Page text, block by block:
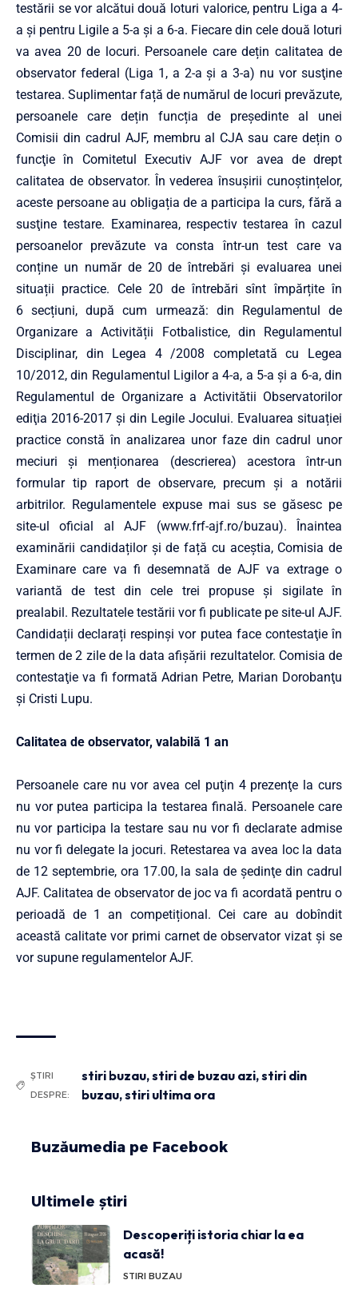
testării se vor alcătui două loturi valorice, pentru Liga a 4-
a şi pentru Ligile a 5-a şi a 6-a. Fiecare din cele două loturi
va avea 20 de locuri. Persoanele care dețin calitatea de
observator federal (Liga 1, a 2-a şi a 3-a) nu vor susţine
testarea. Suplimentar față de numărul de locuri prevăzute,
persoanele care dețin funcția de președinte al unei
Comisii din cadrul AJF, membru al CJA sau care dețin o
funcţie în Comitetul Executiv AJF vor avea de drept
calitatea de observator. În vederea însuşirii cunoștințelor,
aceste persoane au obligația de a participa la curs, fără a
susţine testare. Examinarea, respectiv testarea în cazul
persoanelor prevăzute va consta într-un test care va
conține un număr de 20 de întrebări și evaluarea unei
situații practice. Cele 20 de întrebări sînt împărțite în
6 secțiuni, după cum urmează: din Regulamentul de
Organizare a Activității Fotbalistice, din Regulamentul
Disciplinar, din Legea 4 /2008 completată cu Legea
10/2012, din Regulamentul Ligilor a 4-a, a 5-a şi a 6-a, din
Regulamentul de Organizare a Activitătii Observatorilor
ediţia 2016-2017 şi din Legile Jocului. Evaluarea situației
practice constă în analizarea unor faze din cadrul unor
meciuri și menționarea (descrierea) acestora într-un
formular tip raport de observare, precum şi a notării
arbitrilor. Regulamentele expuse mai sus se găsesc pe
site-ul oficial al AJF (www.frf-ajf.ro/buzau). Înaintea
examinării candidaților și de față cu aceștia, Comisia de
Examinare care va fi desemnată de AJF va extrage o
variantă de test din cele trei propuse și sigilate în
prealabil. Rezultatele testării vor fi publicate pe site-ul AJF.
Candidații declarați respinşi vor putea face contestaţie în
termen de 2 zile de la data afişării rezultatelor. Comisia de
contestaţie va fi formată Adrian Petre, Marian Dorobanţu
şi Cristi Lupu.
Calitatea de observator, valabilă 1 an
Persoanele care nu vor avea cel puţin 4 prezenţe la curs
nu vor putea participa la testarea finală. Persoanele care
nu vor participa la testare sau nu vor fi declarate admise
nu vor fi delegate la jocuri. Retestarea va avea loc la data
de 12 septembrie, ora 17.00, la sala de şedinţe din cadrul
AJF. Calitatea de observator de joc va fi acordată pentru o
perioadă de 1 an competițional. Cei care au dobîndit
această calitate vor primi carnet de observator vizat şi se
vor supune regulamentelor AJF.
ȘTIRI
DESPRE:
stiri buzau,stiri de buzau azi,stiri din
buzau,stiri ultima ora
Buzăumedia pe Facebook
Ultimele știri
Descoperiți istoria chiar la ea
acasă!
STIRI BUZAU